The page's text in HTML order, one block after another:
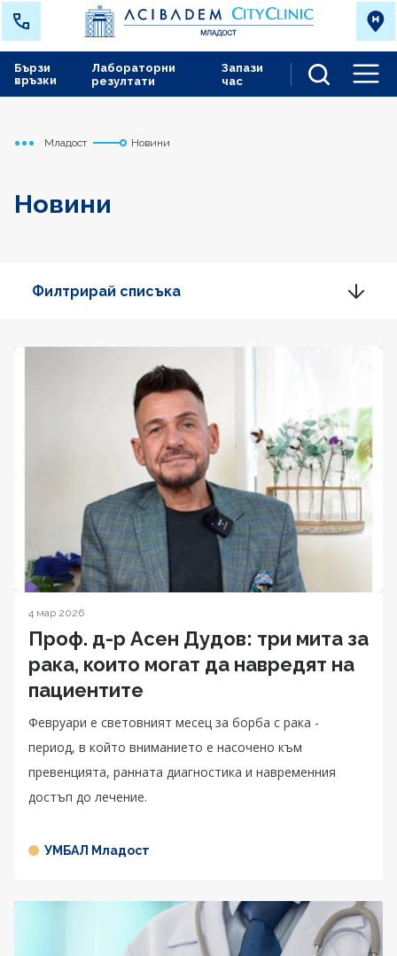
Лабораторни
резултати
Запази
час
Бързи
връзки
Начало
Младост Новини
Новини
Филтрирай списъка
4 мар 2026
Проф. д-р Асен Дудов: три мита за
рака, които могат да навредят на
пациентите
Февруари е световният месец за борба с рака -
период, в който вниманието е насочено към
превенцията, ранната диагностика и навременния
достъп до лечение.
УМБАЛ Младост